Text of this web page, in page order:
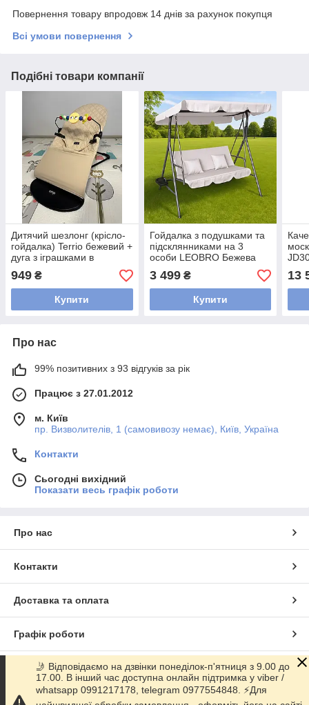
Повернення товару впродовж 14 днів за рахунок покупця
Всі умови повернення
Подібні товари компанії
Дитячий шезлонг (крісло-
гойдалка) Terrio бежевий +
дуга з іграшками в
подарунок
949 ₴
Купити
Гойдалка з подушками та
підсклянниками на 3
особи LEOBRO Бежева
(LB-SW3-D2-BEI)
3 499₴
Купити
13
Про нас
99% позитивних з 93 відгуків за рік
Працює з 27.01.2012
м. Київ
пр. Визволителів, 1 (самовивозу немає), Київ, Україна
Контакти
Сьогодні вихідний
Показати весь графік роботи
Про нас
Контакти
Доставка та оплата
Графік роботи
Повна версія сайту
Сайт створено на маркетплейсіProm.ua
🤳 Відповідаємо на дзвінки понеділок-п'ятниця з 9.00 до
17.00. В інший час доступна онлайн підтримка у viber /
whatsapp 0991217178, telegram 0977554848. ⚡️Для